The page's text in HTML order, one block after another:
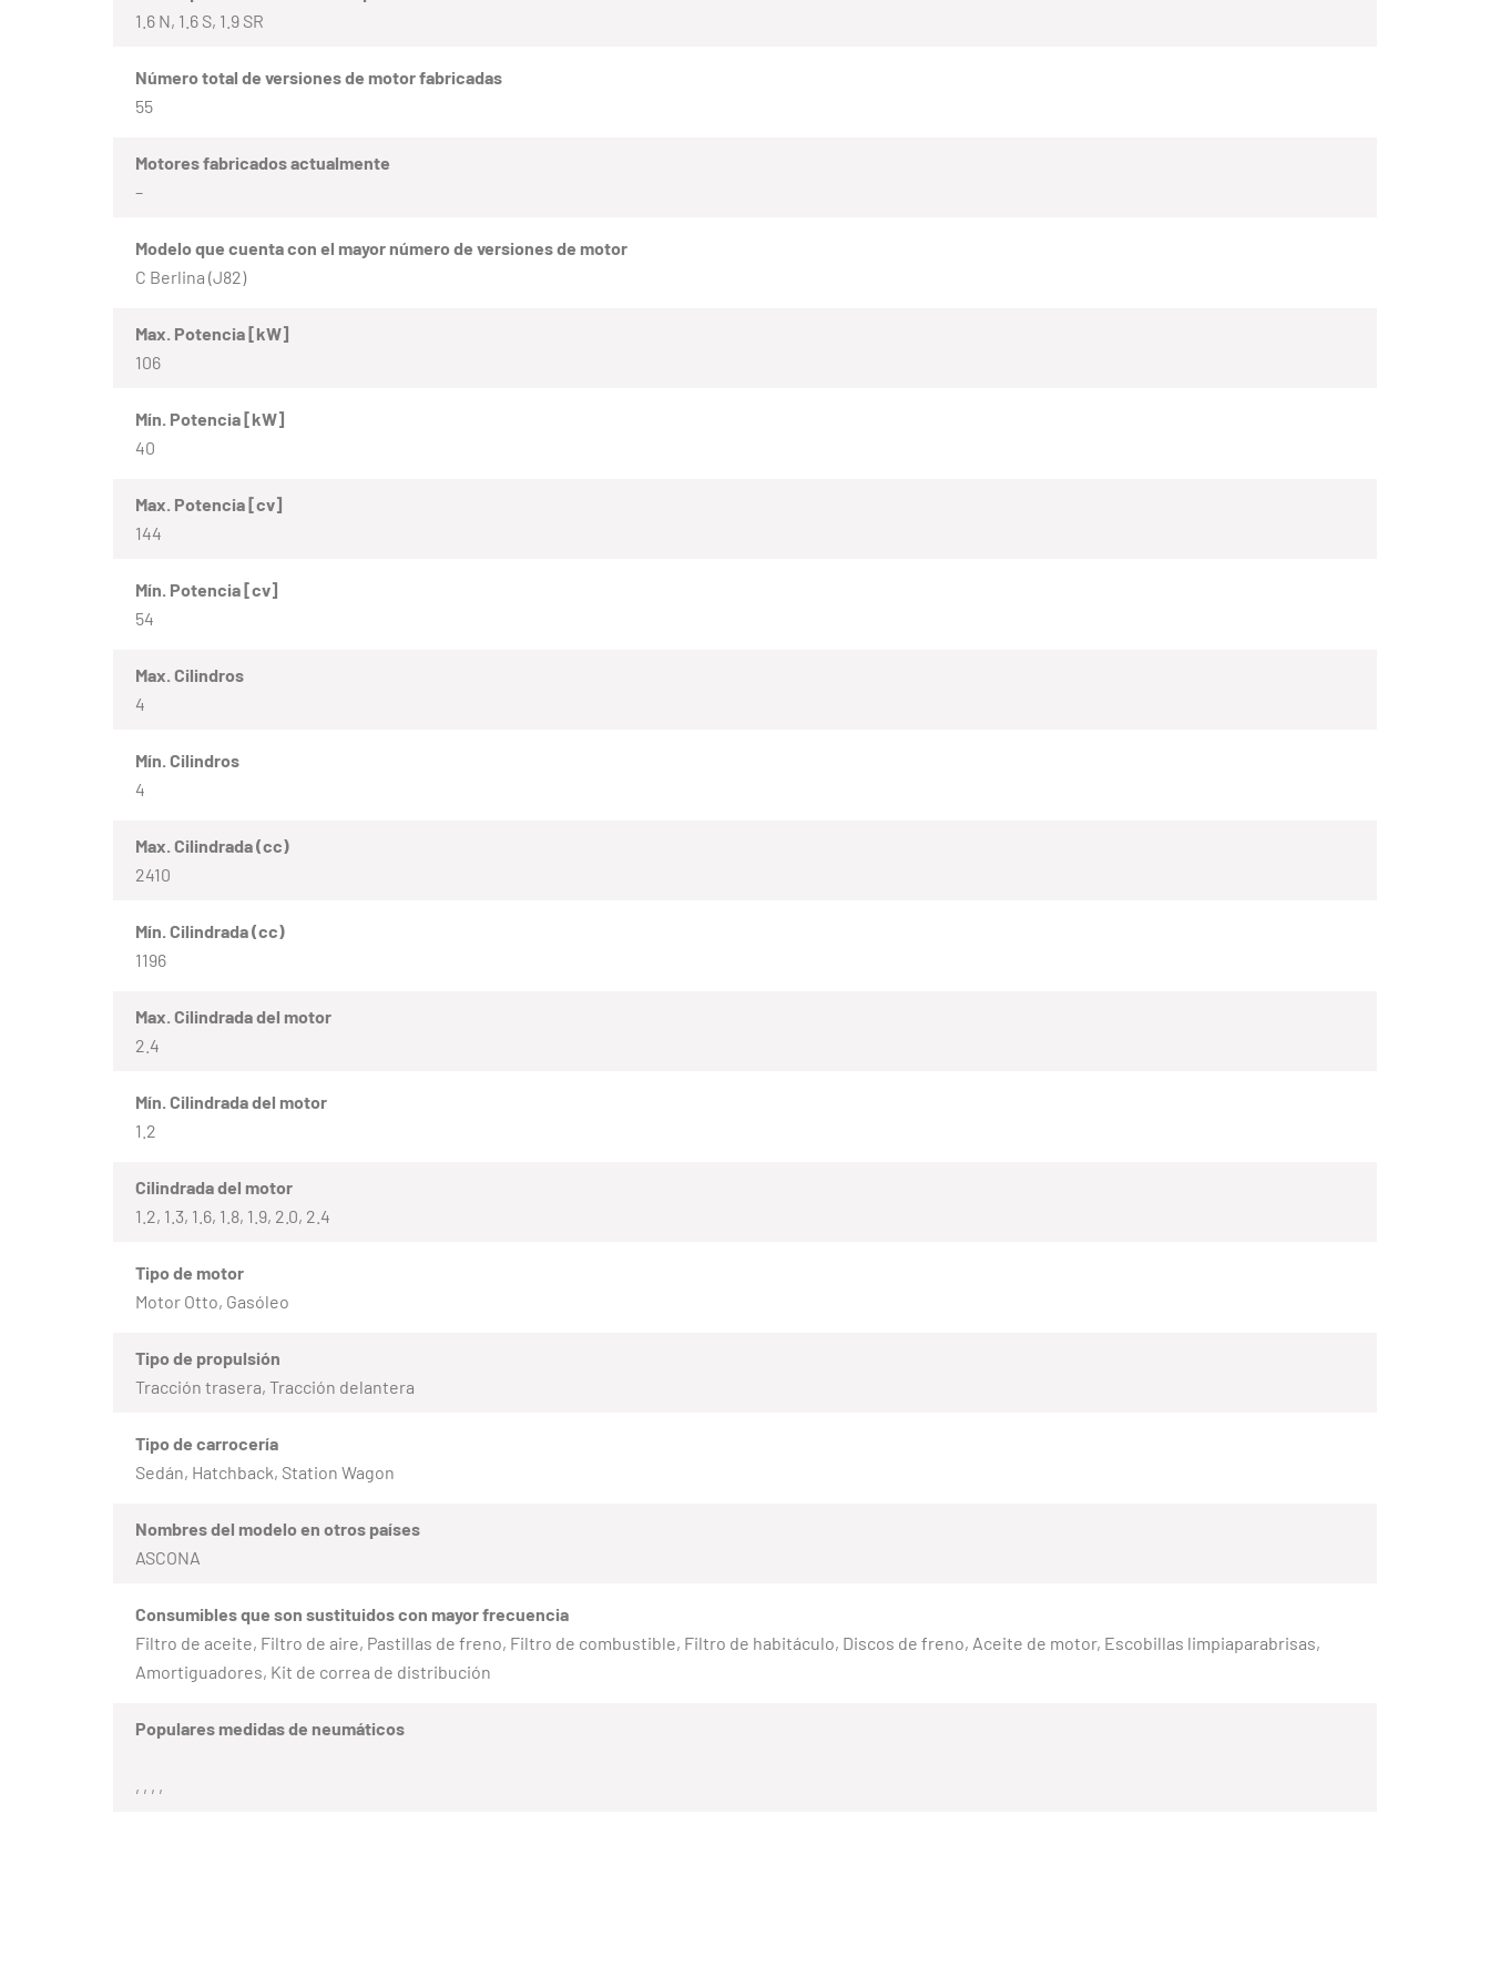
1.6 N, 1.6 S, 1.9 SR
Número total de versiones de motor fabricadas
55
Motores fabricados actualmente
–
Modelo que cuenta con el mayor número de versiones de motor
C Berlina (J82)
Max. Potencia [kW]
106
Mín. Potencia [kW]
40
Max. Potencia [cv]
144
Mín. Potencia [cv]
54
Max. Cilindros
4
Mín. Cilindros
4
Max. Cilindrada (cc)
2410
Mín. Cilindrada (cc)
1196
Max. Cilindrada del motor
2.4
Mín. Cilindrada del motor
1.2
Cilindrada del motor
1.2, 1.3, 1.6, 1.8, 1.9, 2.0, 2.4
Tipo de motor
Motor Otto, Gasóleo
Tipo de propulsión
Tracción trasera, Tracción delantera
Tipo de carrocería
Sedán, Hatchback, Station Wagon
Nombres del modelo en otros países
ASCONA
Consumibles que son sustituidos con mayor frecuencia
Filtro de aceite, Filtro de aire, Pastillas de freno, Filtro de combustible, Filtro de habitáculo, Discos de freno, Aceite de motor, Escobillas limpiaparabrisas,
Amortiguadores, Kit de correa de distribución
Populares medidas de neumáticos
, , , ,